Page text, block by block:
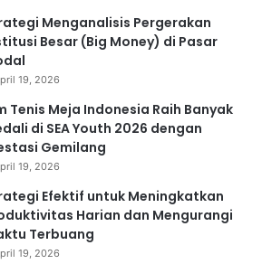
Menganalisis Pergerakan
Besar (Big Money) di Pasar
19, 2026
Tenis Meja Indonesia Raih Banyak
di SEA Youth 2026 dengan
Gemilang
19, 2026
Efektif untuk Meningkatkan
Harian dan Mengurangi
Terbuang
19, 2026